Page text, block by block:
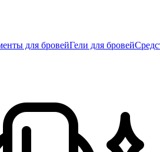
для бровейГели для бровей